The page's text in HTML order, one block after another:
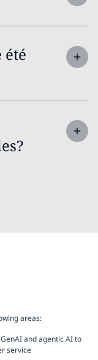
été
areas:
and agentic AI to
service